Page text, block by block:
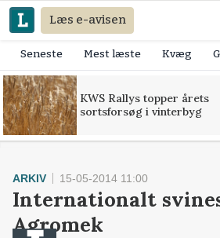
Læs e-avisen
Seneste Mest læste Kvæg
KWS Rallys topper årets
sortsforsøg i vinterbyg
ARKIV 15-05-2014 11:00
Internationalt
Agromek